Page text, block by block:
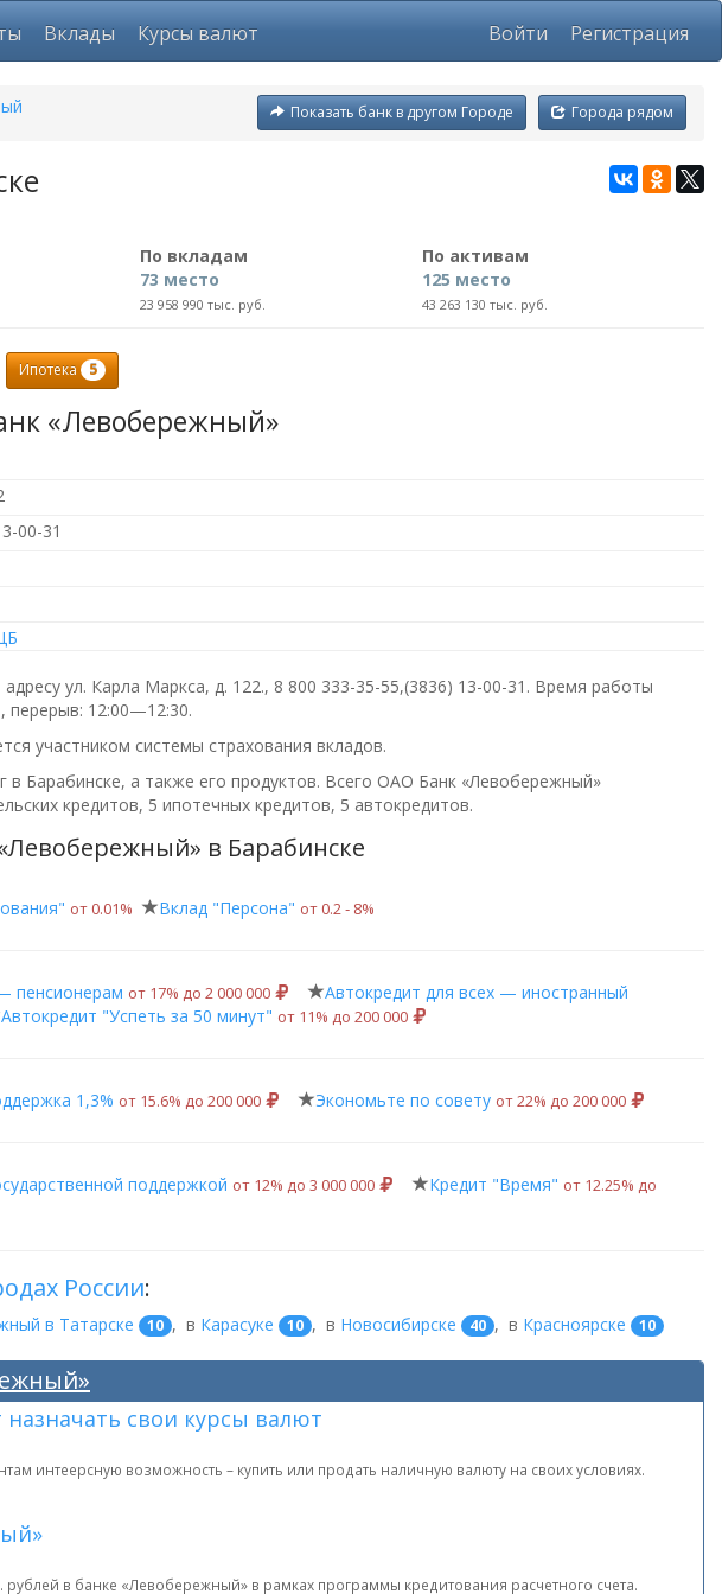
Вклады Курсы валют Войти Регистрация
Города рядом
Показать банк в другом Городе
По вкладам
По активам
73 место
23 958 990 тыс. руб.
125 место
43 263 130 тыс. руб.
Ипотека 5
«Левобережный»
00-31
ул. Карла Маркса, д. 122., 8 800 333-35-55,(3836) 13-00-31 . Время работы
перерыв: 12:00—12:30.
участником системы страхования вкладов.
в Барабинске, а также его продуктов. Всего ОАО Банк «Левобережный»
кредитов, 5 ипотечных кредитов, 5 автокредитов.
в Барабинске
от 0.01% Вклад "Персона" от 0.2 ‑ 8%
пенсионерам от 17% до 2 000 000
Автокредит для всех — иностранный
Автокредит "Успеть за 50 минут" от 11% до 200 000
1,3% от 15.6% до 200 000 Экономьте по совету от 22% до 200 000
поддержкой от 12% до 3 000 000 Кредит "Время" от 12.25% до
России:
в Татарске 10 , в Карасуке 10 , в Новосибирске 40 , в Красноярске 10
свои курсы валют
интеерсную возможность – купить или продать наличную валюту на своих условиях.
в банке «Левобережный» в рамках программы кредитования расчетного счета.